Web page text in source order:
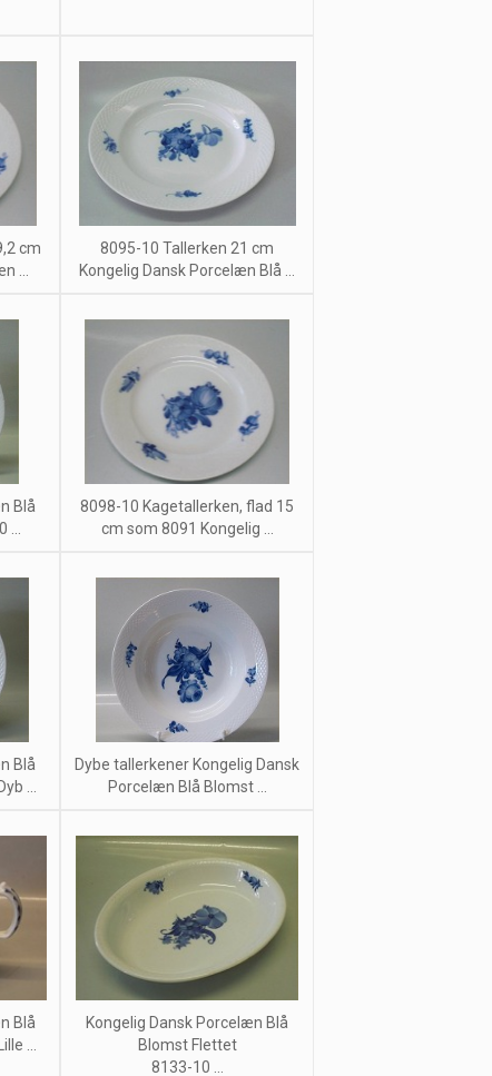
cm
...
8095-10 Tallerken 21 cm
Kongelig Dansk Porcelæn Blå ...
Blå
8098-10 Kagetallerken, flad 15
cm som 8091 Kongelig ...
Blå
...
Dybe tallerkener Kongelig Dansk
Porcelæn Blå Blomst ...
Blå
...
Kongelig Dansk Porcelæn Blå
Blomst Flettet
8133-10 ...